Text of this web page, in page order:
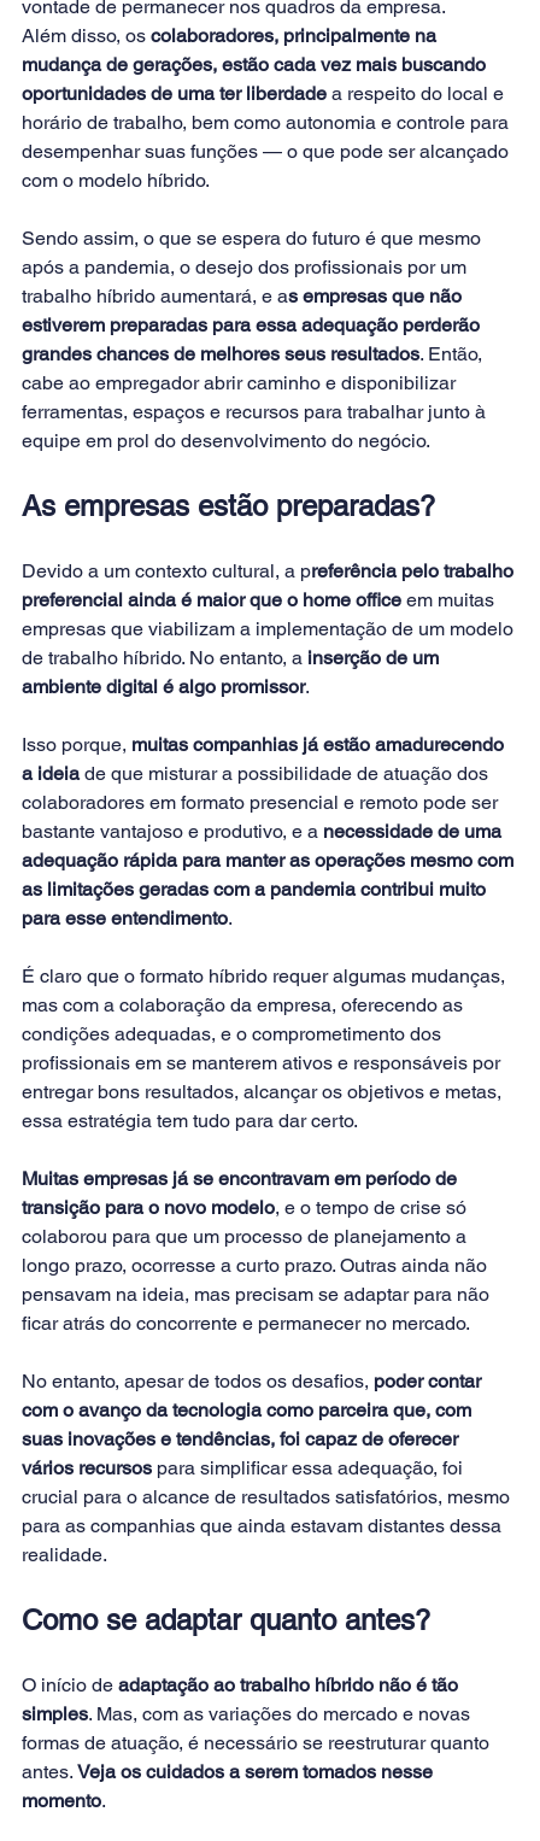
vontade de permanecer nos quadros da empresa.
Além disso, os colaboradores, principalmente na
mudança de gerações, estão cada vez mais buscando
oportunidades de uma ter liberdade a respeito do local e
horário de trabalho, bem como autonomia e controle para
desempenhar suas funções — o que pode ser alcançado
com o modelo híbrido.
Sendo assim, o que se espera do futuro é que mesmo
após a pandemia, o desejo dos profissionais por um
trabalho híbrido aumentará, e as empresas que não
estiverem preparadas para essa adequação perderão
grandes chances de melhores seus resultados. Então,
cabe ao empregador abrir caminho e disponibilizar
ferramentas, espaços e recursos para trabalhar junto à
equipe em prol do desenvolvimento do negócio.
As empresas estão preparadas?
Devido a um contexto cultural, a preferência pelo trabalho
preferencial ainda é maior que o home office em muitas
empresas que viabilizam a implementação de um modelo
de trabalho híbrido. No entanto, a inserção de um
ambiente digital é algo promissor.
Isso porque, muitas companhias já estão amadurecendo
a ideia de que misturar a possibilidade de atuação dos
colaboradores em formato presencial e remoto pode ser
bastante vantajoso e produtivo, e a necessidade de uma
adequação rápida para manter as operações mesmo com
as limitações geradas com a pandemia contribui muito
para esse entendimento.
É claro que o formato híbrido requer algumas mudanças,
mas com a colaboração da empresa, oferecendo as
condições adequadas, e o comprometimento dos
profissionais em se manterem ativos e responsáveis por
entregar bons resultados, alcançar os objetivos e metas,
essa estratégia tem tudo para dar certo.
Muitas empresas já se encontravam em período de
transição para o novo modelo, e o tempo de crise só
colaborou para que um processo de planejamento a
longo prazo, ocorresse a curto prazo. Outras ainda não
pensavam na ideia, mas precisam se adaptar para não
ficar atrás do concorrente e permanecer no mercado.
No entanto, apesar de todos os desafios, poder contar
com o avanço da tecnologia como parceira que, com
suas inovações e tendências, foi capaz de oferecer
vários recursos para simplificar essa adequação, foi
crucial para o alcance de resultados satisfatórios, mesmo
para as companhias que ainda estavam distantes dessa
realidade.
Como se adaptar quanto antes?
O início de adaptação ao trabalho híbrido não é tão
simples. Mas, com as variações do mercado e novas
formas de atuação, é necessário se reestruturar quanto
antes. Veja os cuidados a serem tomados nesse
momento.